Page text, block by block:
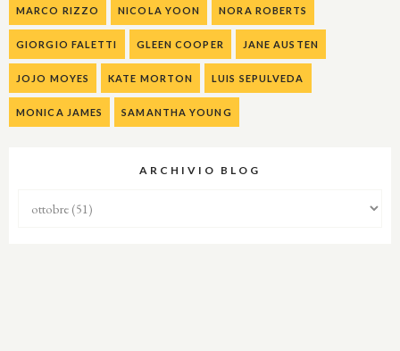
MARCO RIZZO NICOLA YOON NORA ROBERTS
GIORGIO FALETTI GLEEN COOPER JANE AUSTEN
JOJO MOYES KATE MORTON LUIS SEPULVEDA
MONICA JAMES SAMANTHA YOUNG
ARCHIVIO BLOG